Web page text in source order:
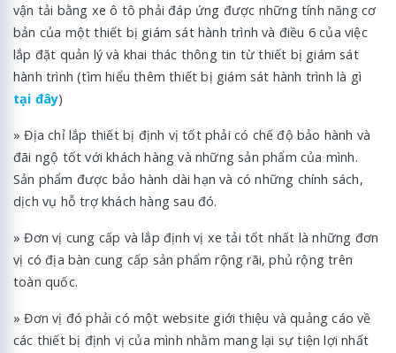
vận tải bằng xe ô tô phải đáp ứng được những tính năng cơ
bản của một thiết bị giám sát hành trình và điều 6 của việc
lắp đặt quản lý và khai thác thông tin từ thiết bị giám sát
hành trình (tìm hiểu thêm thiết bị giám sát hành trình là gì
tại đây)
» Địa chỉ lắp thiết bị định vị tốt phải có chế độ bảo hành và
đãi ngộ tốt với khách hàng và những sản phẩm của mình.
Sản phẩm được bảo hành dài hạn và có những chính sách,
dịch vụ hỗ trợ khách hàng sau đó.
» Đơn vị cung cấp và lắp định vị xe tải tốt nhất là những đơn
vị có địa bàn cung cấp sản phẩm rộng rãi, phủ rộng trên
toàn quốc.
» Đơn vị đó phải có một website giới thiệu và quảng cáo về
các thiết bị định vị của mình nhằm mang lại sự tiện lợi nhất